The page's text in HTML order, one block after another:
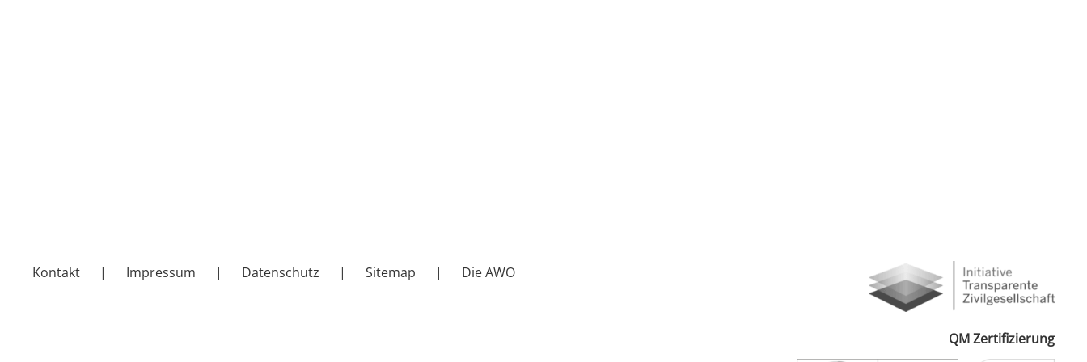
Kontakt Impressum Datenschutz Sitemap Die AWO
QM Zertifizierung